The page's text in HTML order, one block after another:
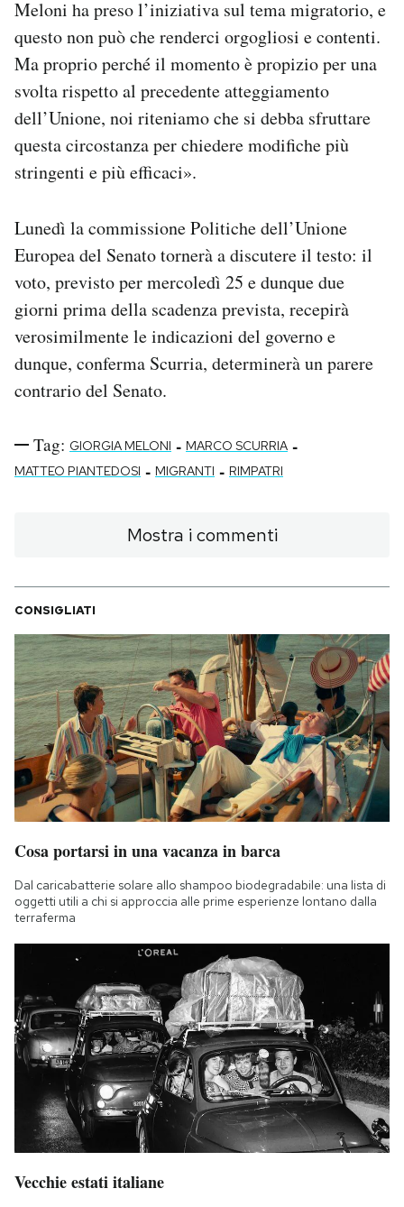
Meloni ha preso l’iniziativa sul tema migratorio, e
questo non può che renderci orgogliosi e contenti.
Ma proprio perché il momento è propizio per una
svolta rispetto al precedente atteggiamento
dell’Unione, noi riteniamo che si debba sfruttare
questa circostanza per chiedere modifiche più
stringenti e più efficaci».
Lunedì la commissione Politiche dell’Unione
Europea del Senato tornerà a discutere il testo: il
voto, previsto per mercoledì 25 e dunque due
giorni prima della scadenza prevista, recepirà
verosimilmente le indicazioni del governo e
dunque, conferma Scurria, determinerà un parere
contrario del Senato.
Tag: GIORGIA MELONI - MARCO SCURRIA -
MATTEO PIANTEDOSI - MIGRANTI - RIMPATRI
Mostra i commenti
CONSIGLIATI
Cosa portarsi in una vacanza in barca
Dal caricabatterie solare allo shampoo biodegradabile: una lista di
oggetti utili a chi si approccia alle prime esperienze lontano dalla
terraferma
Vecchie estati italiane